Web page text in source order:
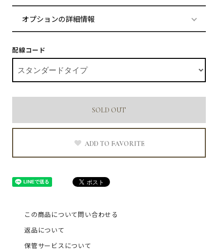
オプションの詳細情報
配線コード
SOLD OUT
ADD TO FAVORITE
この商品について問い合わせる
返品について
保管サービスについて